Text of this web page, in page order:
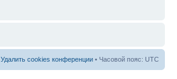
Удалить cookies конференции • Часовой пояс: UTC